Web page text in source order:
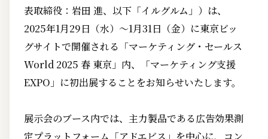
表取締役：岩田 進、以下「イルグルム」）は、
2025年1月29日（水）～1月31日（金）に東京ビッ
グサイトで開催される「マーケティング・セールス
World 2025 春 東京」内、「マーケティング支援
EXPO」に初出展することをお知らせいたします。
展示会のブース内では、主力製品である広告効果測